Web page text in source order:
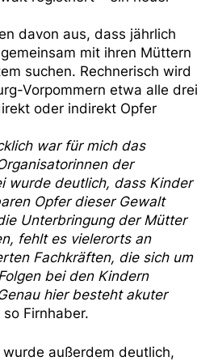
davon aus, dass jährlich
mit ihren Müttern
suchen. Rechnerisch wird
Vorpommern etwa alle drei
oder indirekt Opfer
war für mich das
der
wurde deutlich, dass Kinder
Opfer dieser Gewalt
Unterbringung der Mütter
fehlt es vielerorts an
Fachkräften, die sich um
bei den Kindern
hier besteht akuter
so Firnhaber.
außerdem deutlich,